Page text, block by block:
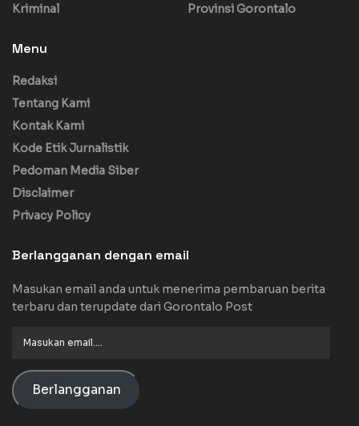
Kriminal
Provinsi Gorontalo
Menu
Redaksi
Tentang Kami
Kontak Kami
Kode Etik Jurnalistik
Pedoman Media Siber
Disclaimer
Privacy Policy
Berlangganan dengan email
Masukan email anda untuk menerima pembaruan berita
terbaru dan terupdate dari Gorontalo Post
Berlangganan